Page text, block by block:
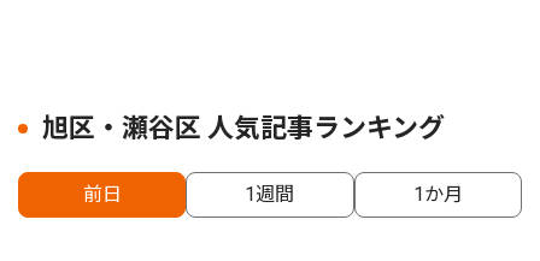
旭区・瀬谷区 人気記事ランキング
前日 1週間 1か月